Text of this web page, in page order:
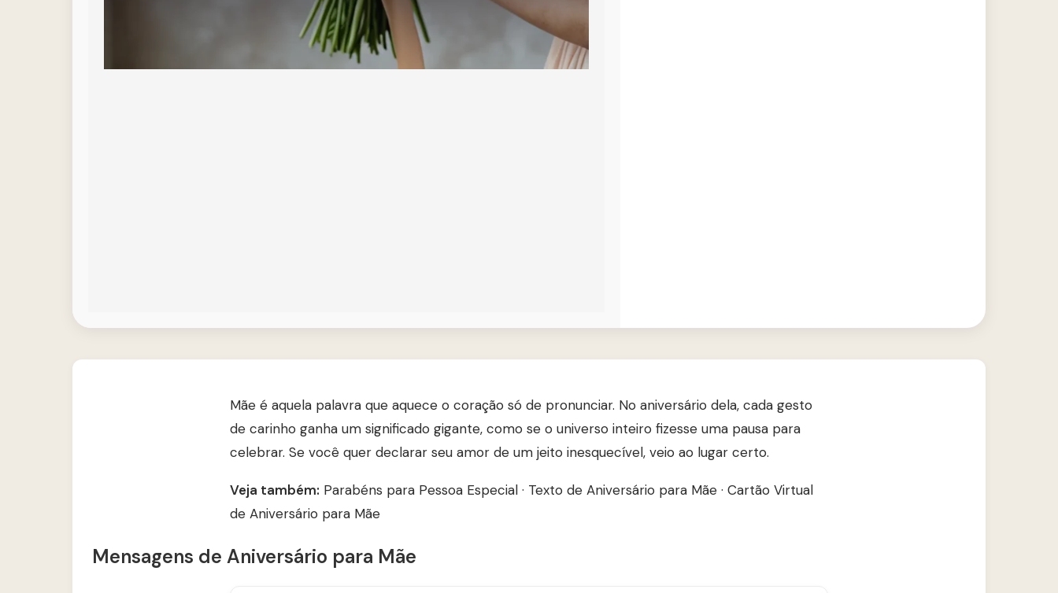
Mãe é aquela palavra que aquece o coração só de pronunciar. No aniversário dela, cada gesto
de carinho ganha um significado gigante, como se o universo inteiro fizesse uma pausa para
celebrar. Se você quer declarar seu amor de um jeito inesquecível, veio ao lugar certo.
Veja também: Parabéns para Pessoa Especial · Texto de Aniversário para Mãe · Cartão Virtual
de Aniversário para Mãe
Mensagens de Aniversário para Mãe